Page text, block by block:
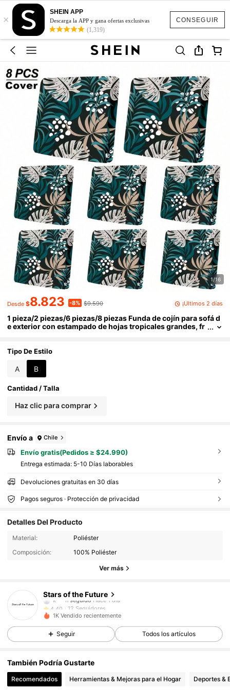
CONSEGUIR
×
SHEIN APP
Descarga la APP y gana ofertas exclusivas
(1,319)
1/16
Desde $8.823 -8% $9.590 ¡Últimos 2 días
1 pieza/2 piezas/6 piezas/8 piezas Funda de cojín para sofá d
e exterior con estampado de hojas tropicales grandes, fr
jín para asiento de sofá de exterior, funda para muebles de pa
tio, protector de muebles de sala de estar, adecuado para jard
ín, parque, sofás de interior y exterior, sofá seccional y sillón
Tipo De Estilo
A B
Cantidad / Talla
Haz clic para comprar
Envío a Chile
Envío gratis(Pedidos ≥ $24.990)
Entrega estimada: 5-10 Días laborables
Devoluciones gratuitas en 30 días
Pagos seguros · Protección de privacidad
Detalles Del Producto
Material:
Poliéster
Composición:
100% Poliéster
Ver más
Stars of the Future
12 Seguidores
k***nseguidoHace 1 día
12 Seguidores
1K Vendido recientemente
Seguir Todos los artículos
También Podría Gustarte
Recomendados Herramientas & Mejoras para el Hogar Deportes &